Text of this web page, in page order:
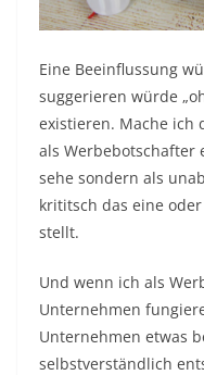
Eine Beeinflussung
suggerieren würde
existieren. Mache ich
als Werbebotschafter
sehe sondern als
krititsch das eine
stellt.
Und wenn ich als
Unternehmen
Unternehmen etwas
selbstverständlich